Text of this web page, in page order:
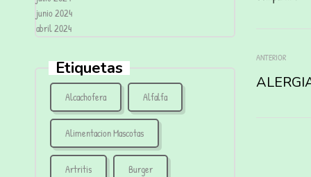
junio 2024
abril 2024
Etiquetas
Alcachofera Alfalfa
Alimentacion Mascotas
Artritis Burger
ANTERIOR